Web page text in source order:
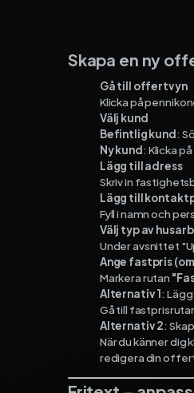
Skapa en ny
Gå till offertvyn
Klicka på
Välj kund
Befintlig kund:
Ny kund: Klicka på
Lägg till adress
Skriv in
Lägg till
Fyll i namn och
Välj typ av
Under avsnittet
Ange fastpris
Markera rutan
Alternativ 1:
Gå till
Alternativ 2:
När du känner dig
redigera din